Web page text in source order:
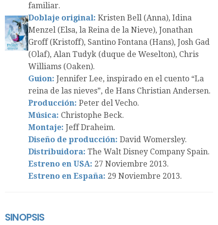
familiar.
Doblaje original: Kristen Bell (Anna), Idina
Menzel (Elsa, la Reina de la Nieve), Jonathan
Groff (Kristoff), Santino Fontana (Hans), Josh Gad
(Olaf), Alan Tudyk (duque de Weselton), Chris
Williams (Oaken).
Guion: Jennifer Lee, inspirado en el cuento “La
reina de las nieves”, de Hans Christian Andersen.
Producción: Peter del Vecho.
Música: Christophe Beck.
Montaje: Jeff Draheim.
Diseño de producción: David Womersley.
Distribuidora: The Walt Disney Company Spain.
Estreno en USA: 27 Noviembre 2013.
Estreno en España: 29 Noviembre 2013.
SINOPSIS